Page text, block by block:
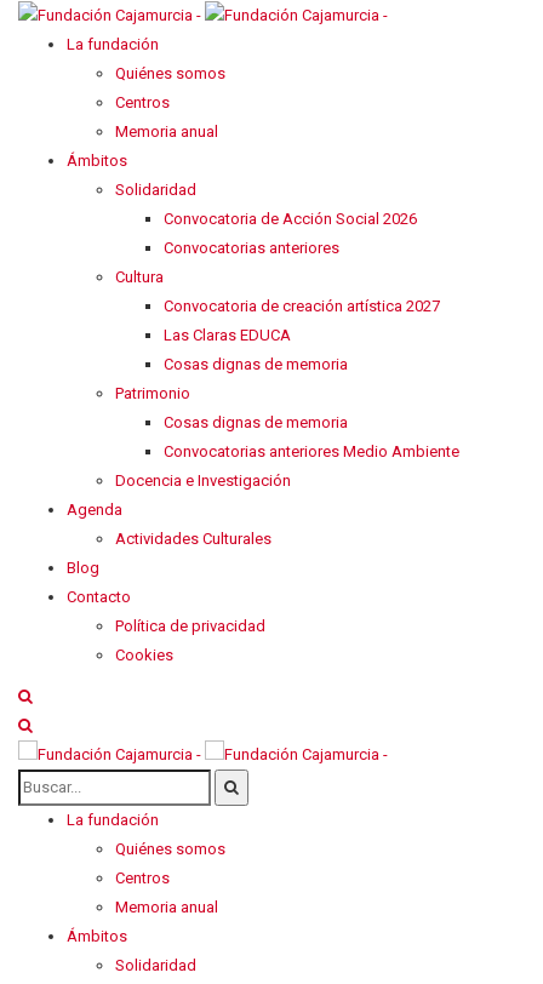
La fundación
Quiénes somos
Centros
Memoria anual
Ámbitos
Solidaridad
Convocatoria de Acción Social 2026
Convocatorias anteriores
Cultura
Convocatoria de creación artística 2027
Las Claras EDUCA
Cosas dignas de memoria
Patrimonio
Cosas dignas de memoria
Convocatorias anteriores Medio Ambiente
Docencia e Investigación
Agenda
Actividades Culturales
Blog
Contacto
Política de privacidad
Cookies
La fundación
Quiénes somos
Centros
Memoria anual
Ámbitos
Solidaridad